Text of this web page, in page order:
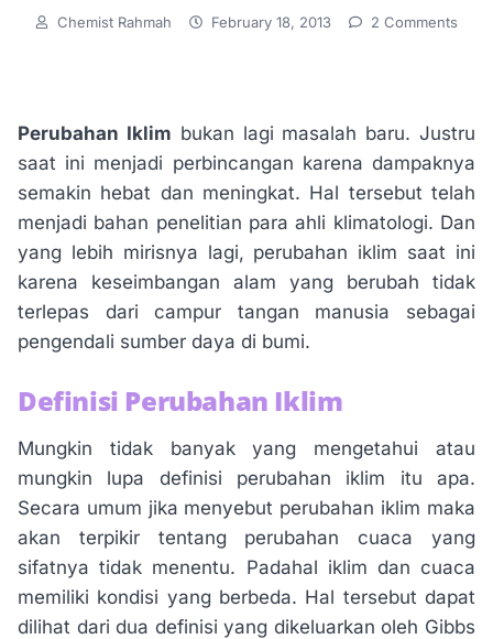
Chemist Rahmah February 18, 2013 2 Comments
Perubahan Iklim bukan lagi masalah baru. Justru
saat ini menjadi perbincangan karena dampaknya
semakin hebat dan meningkat. Hal tersebut telah
menjadi bahan penelitian para ahli klimatologi. Dan
yang lebih mirisnya lagi, perubahan iklim saat ini
karena keseimbangan alam yang berubah tidak
terlepas dari campur tangan manusia sebagai
pengendali sumber daya di bumi.
Definisi Perubahan Iklim
Mungkin tidak banyak yang mengetahui atau
mungkin lupa definisi perubahan iklim itu apa.
Secara umum jika menyebut perubahan iklim maka
akan terpikir tentang perubahan cuaca yang
sifatnya tidak menentu. Padahal iklim dan cuaca
memiliki kondisi yang berbeda. Hal tersebut dapat
dilihat dari dua definisi yang dikeluarkan oleh Gibbs